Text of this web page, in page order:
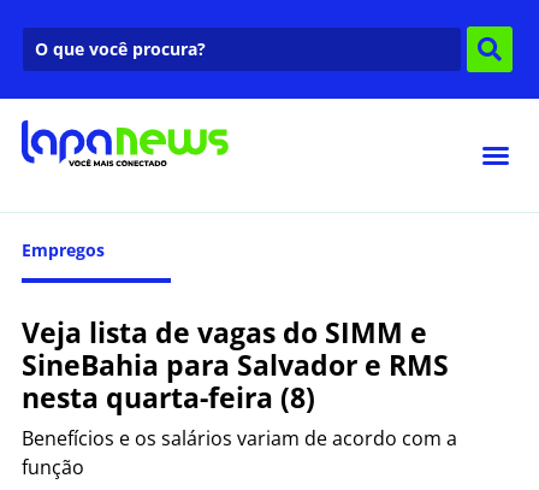
Empregos
Veja lista de vagas do SIMM e
SineBahia para Salvador e RMS
nesta quarta-feira (8)
Benefícios e os salários variam de acordo com a
função